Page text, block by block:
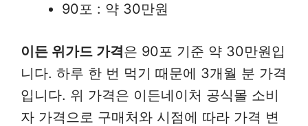
90포 : 약 30만원
이든 위가드 가격은 90포 기준 약 30만원입
니다. 하루 한 번 먹기 때문에 3개월 분 가격
입니다. 위 가격은 이든네이처 공식몰 소비
자 가격으로 구매처와 시점에 따라 가격 변